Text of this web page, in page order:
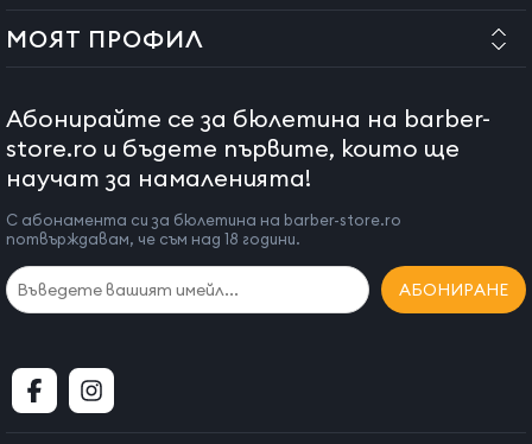
При повреда се свържете с доставчика. Не се опитвайте
да го ремонтирате сами.
за използване от деца.
Оставете уреда да се охлади напълно преди съхранение.
Не използвайте аксесоари, различни от препоръчаните от
производителя.
Уредът отговаря на Директивите 89/336/EEC
Продуктът има гаранция от 24 месеца за физически лица
и 12 месеца за юридически лица.
МОЯТ ПРОФИЛ
Абонирайте се за бюлетина на barber-
store.ro и бъдете първите, които ще
научат за намаленията!
С абонамента си за бюлетина на barber-store.ro
потвърждавам, че съм над 18 години.
АБОНИРАНЕ